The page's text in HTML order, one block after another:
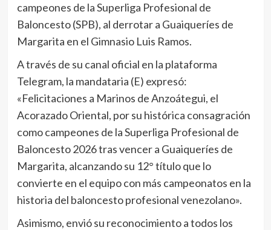
campeones de la Superliga Profesional de
Baloncesto (SPB), al derrotar a Guaiqueríes de
Margarita en el Gimnasio Luis Ramos.
A través de su canal oficial en la plataforma
Telegram, la mandataria (E) expresó:
«Felicitaciones a Marinos de Anzoátegui, el
Acorazado Oriental, por su histórica consagración
como campeones de la Superliga Profesional de
Baloncesto 2026 tras vencer a Guaiqueríes de
Margarita, alcanzando su 12° título que lo
convierte en el equipo con más campeonatos en la
historia del baloncesto profesional venezolano».
Asimismo, envió su reconocimiento a todos los